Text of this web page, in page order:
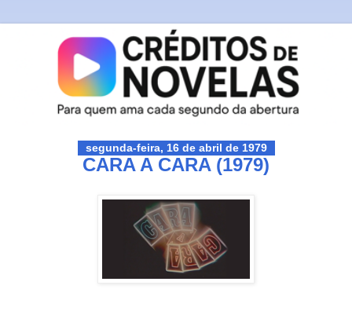
segunda-feira, 16 de abril de 1979
CARA A CARA (1979)